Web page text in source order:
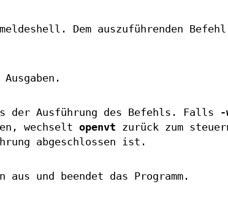
Dem auszuführenden
der Ausführung des Befehls. Falls
-
wechselt openvt zurück zum
abgeschlossen ist.
und beendet das Programm.